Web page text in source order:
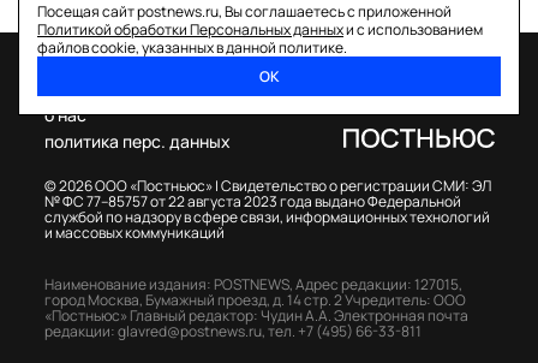
Посещая сайт postnews.ru, Вы соглашаетесь с приложенной
Политикой обработки Персональных данныхи с использованием
файлов cookie, указанных в данной политике.
ОК
© 2026 ООО «Постньюс» |Свидетельство о регистрации СМИ: ЭЛ
№ ФС 77–85757 от 22 августа 2023 года выдано Федеральной
службой по надзору в сфере связи, информационных технологий
и массовых коммуникаций
о нас
политика перс. данных
Наименование издания: POSTNEWS,Адрес редакции: 127015,
город Москва, Бумажный проезд, д. 14 стр. 2Учредитель: ООО
«Постньюс» Главный редактор: Чудин А.А.Электронная почта
редакции:glavred@postnews.ru,тел. +7 (495) 66-33-811